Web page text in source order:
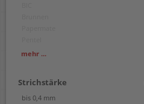
Schneider
mehr ...
Strichstärke
bis 0,4 mm